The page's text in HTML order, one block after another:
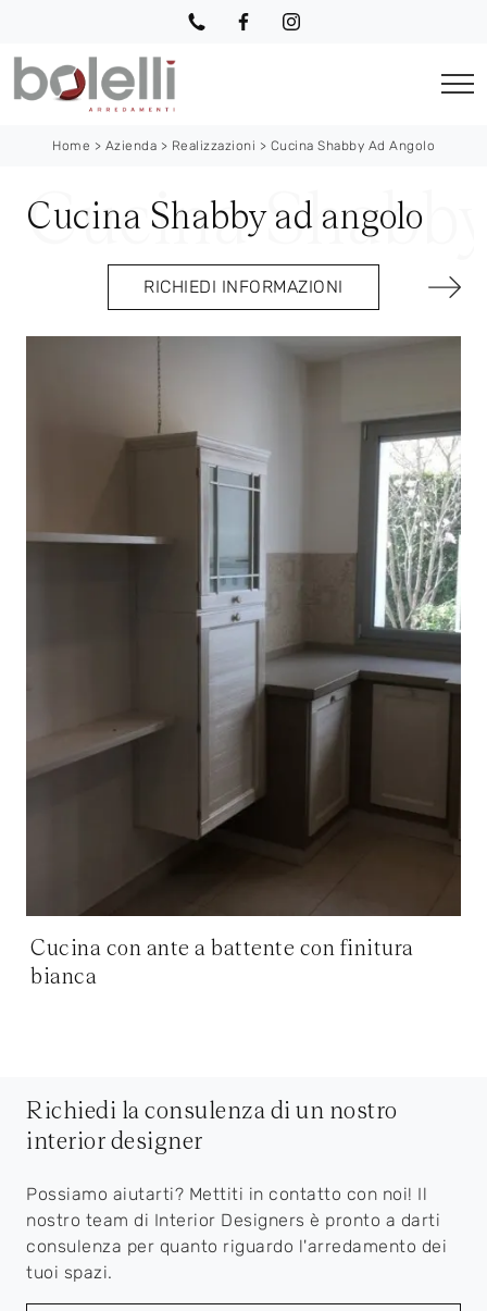
Home > Azienda > Realizzazioni > Cucina Shabby Ad Angolo
Cucina Shabby ad angolo
RICHIEDI INFORMAZIONI
Cucina con ante a battente con finitura
bianca
Richiedi la consulenza di un nostro
interior designer
Possiamo aiutarti? Mettiti in contatto con noi! Il
nostro team di Interior Designers è pronto a darti
consulenza per quanto riguardo l'arredamento dei
tuoi spazi.